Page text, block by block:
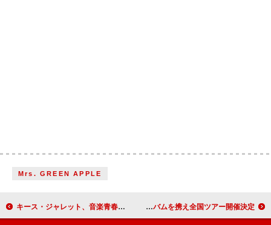
Mrs. GREEN APPLE
キース・ジャレット、音楽青春映画『1975年のケルン・コンサート』ポスター＆予告動画が解禁 アンジェラ・アキ、14年ぶりの新アルバムを携え全国ツアー開催決定